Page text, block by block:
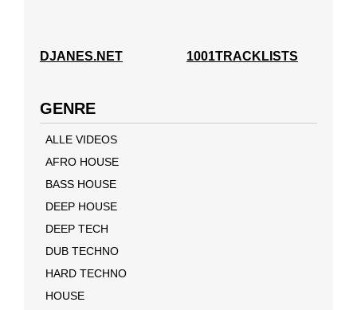
DJANES.NET 1001TRACKLISTS
GENRE
ALLE VIDEOS
AFRO HOUSE
BASS HOUSE
DEEP HOUSE
DEEP TECH
DUB TECHNO
HARD TECHNO
HOUSE